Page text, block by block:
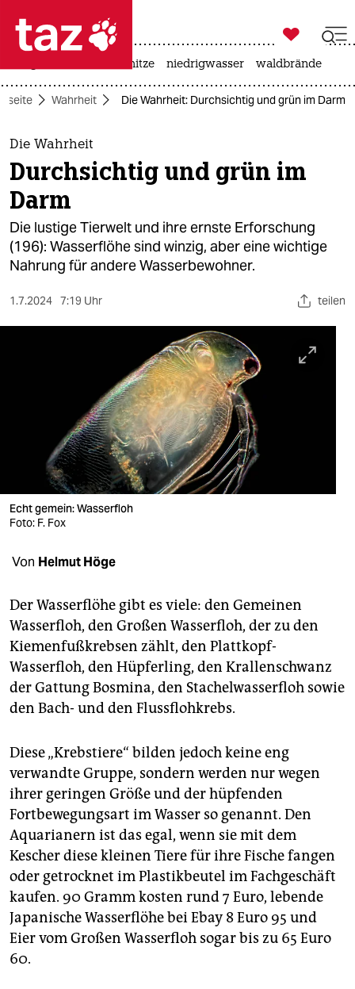
 taz zahl ich
taz zahl ich
themen
politik
öko
gesellschaft
sport
wahrheit
verlag
verlag
veranstaltungen
shop
unterstützen
abo
genossenschaft
epaper login

taz zahl ich
hitze niedrigwasser waldbrände
Wahrheit Die Wahrheit: Durchsichtig und grün im Darm
Die Wahrheit
Durchsichtig und grün im
Darm
Die lustige Tierwelt und ihre ernste Erforschung
(196): Wasserflöhe sind winzig, aber eine wichtige
Nahrung für andere Wasserbewohner.
1.7.2024 7:19 Uhr teilen
Echt gemein: Wasserfloh
Foto: F. Fox
Von Helmut Höge
Der Wasserflöhe gibt es viele: den Gemeinen
Wasserfloh, den Großen Wasserfloh, der zu den
Kiemenfußkrebsen zählt, den Plattkopf-
Wasserfloh, den Hüpferling, den Krallenschwanz
der Gattung Bosmina, den Stachelwasserfloh sowie
den Bach- und den Flussflohkrebs.
Diese „Krebstiere“ bilden jedoch keine eng
verwandte Gruppe, sondern werden nur wegen
ihrer geringen Größe und der hüpfenden
Fortbewegungsart im Wasser so genannt. Den
Aquarianern ist das egal, wenn sie mit dem
Kescher diese kleinen Tiere für ihre Fische fangen
oder getrocknet im Plastikbeutel im Fachgeschäft
kaufen. 90 Gramm kosten rund 7 Euro, lebende
Japanische Wasserflöhe bei Ebay 8 Euro 95 und
Eier vom Großen Wasserfloh sogar bis zu 65 Euro
60.